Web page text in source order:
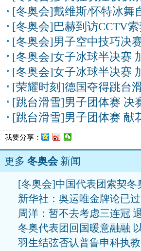
[冬奥会]戴维斯/怀特冰舞
[冬奥会]巴赫到访CCTV
[冬奥会]男子空中技巧决
[冬奥会]女子冰球半决赛
[冬奥会]女子冰球半决赛
[荣耀时刻]德国夺得跳台
[跳台滑雪]男子团体赛 决
[跳台滑雪]男子团体赛 献
我要分享：
更多 冬奥会新闻
[冬奥会]中国代表团索契冬
新华社：奥运唯金牌论已
周洋：暂不去考虑三连冠
冬奥代表团回国暖意融融
羽生结弦否认普鲁申科执